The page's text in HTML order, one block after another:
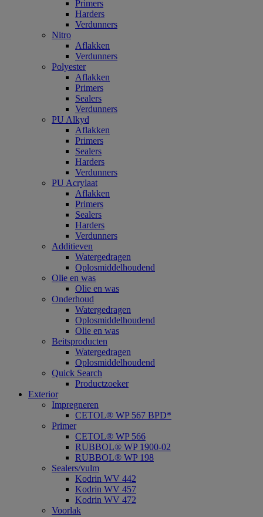
Primers
Harders
Verdunners
Nitro
Aflakken
Verdunners
Polyester
Aflakken
Primers
Sealers
Verdunners
PU Alkyd
Aflakken
Primers
Sealers
Harders
Verdunners
PU Acrylaat
Aflakken
Primers
Sealers
Harders
Verdunners
Additieven
Watergedragen
Oplosmiddelhoudend
Olie en was
Olie en was
Onderhoud
Watergedragen
Oplosmiddelhoudend
Olie en was
Beitsproducten
Watergedragen
Oplosmiddelhoudend
Quick Search
Productzoeker
Exterior
Impregneren
CETOL® WP 567 BPD*
Primer
CETOL® WP 566
RUBBOL® WP 1900-02
RUBBOL® WP 198
Sealers/vulm
Kodrin WV 442
Kodrin WV 457
Kodrin WV 472
Voorlak